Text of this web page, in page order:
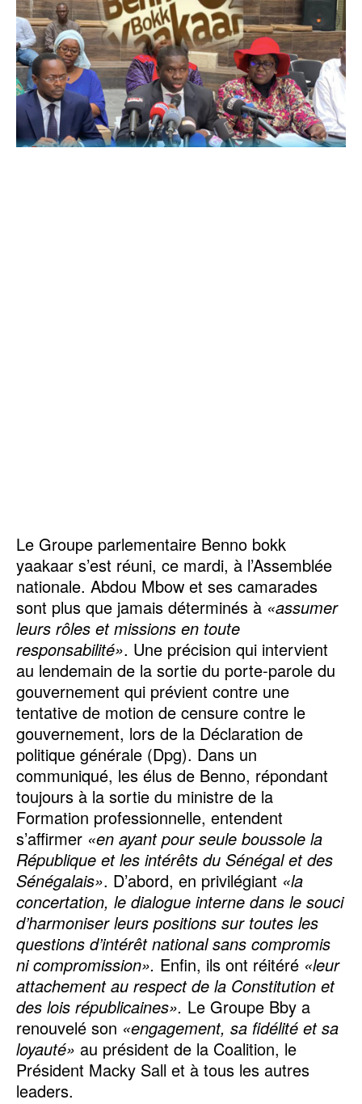
Le Groupe parlementaire Benno bokk
yaakaar s’est réuni, ce mardi, à l’Assemblée
nationale. Abdou Mbow et ses camarades
sont plus que jamais déterminés à «assumer
leurs rôles et missions en toute
responsabilité». Une précision qui intervient
au lendemain de la sortie du porte-parole du
gouvernement qui prévient contre une
tentative de motion de censure contre le
gouvernement, lors de la Déclaration de
politique générale (Dpg). Dans un
communiqué, les élus de Benno, répondant
toujours à la sortie du ministre de la
Formation professionnelle, entendent
s’affirmer «en ayant pour seule boussole la
République et les intérêts du Sénégal et des
Sénégalais». D’abord, en privilégiant «la
concertation, le dialogue interne dans le souci
d’harmoniser leurs positions sur toutes les
questions d’intérêt national sans compromis
ni compromission». Enfin, ils ont réitéré «leur
attachement au respect de la Constitution et
des lois républicaines». Le Groupe Bby a
renouvelé son «engagement, sa fidélité et sa
loyauté» au président de la Coalition, le
Président Macky Sall et à tous les autres
leaders.